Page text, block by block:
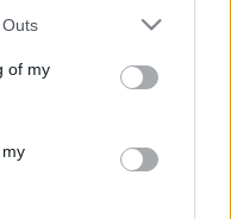
one or more Google
You may click to
its third-party tags to
in below Google
of my